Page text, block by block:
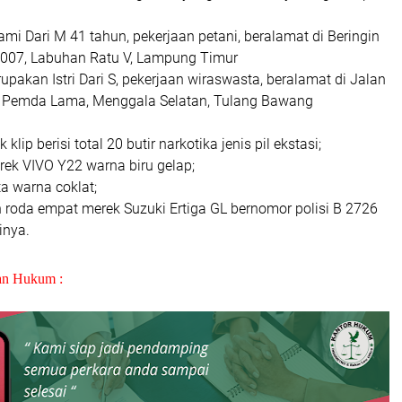
Dari M 41 tahun, pekerjaan petani, beralamat di Beringin
Labuhan Ratu V, Lampung Timur
Istri Dari S, pekerjaan wiraswasta, beralamat di Jalan
Lama, Menggala Selatan, Tulang Bawang
klip berisi total 20 butir narkotika jenis pil ekstasi;
VIVO Y22 warna biru gelap;
warna coklat;
roda empat merek Suzuki Ertiga GL bernomor polisi B 2726
Hukum :